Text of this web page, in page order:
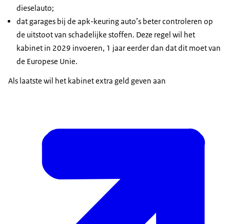
dieselauto;
dat garages bij de apk-keuring auto’s beter controleren op
de uitstoot van schadelijke stoffen. Deze regel wil het
kabinet in 2029 invoeren, 1 jaar eerder dan dat dit moet van
de Europese Unie.
Als laatste wil het kabinet extra geld geven aan